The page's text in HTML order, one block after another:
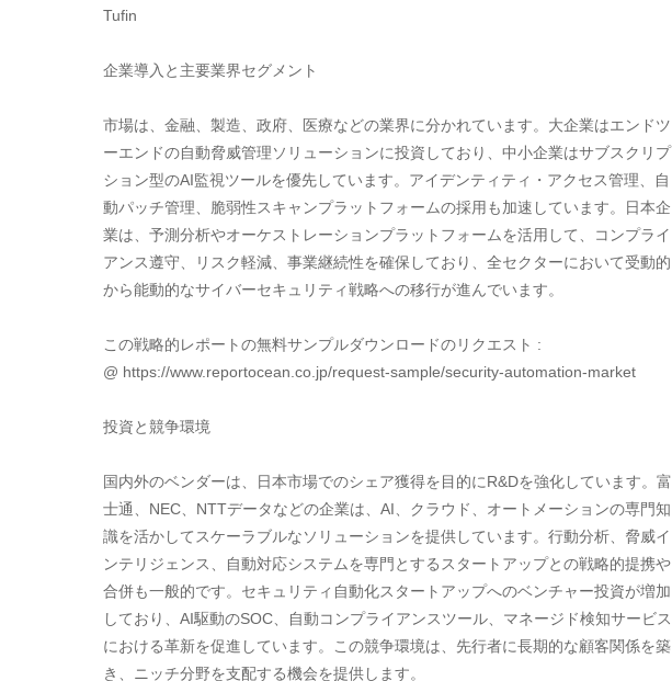
Tufin
企業導入と主要業界セグメント
市場は、金融、製造、政府、医療などの業界に分かれています。大企業はエンドツ
ーエンドの自動脅威管理ソリューションに投資しており、中小企業はサブスクリプ
ション型のAI監視ツールを優先しています。アイデンティティ・アクセス管理、自
動パッチ管理、脆弱性スキャンプラットフォームの採用も加速しています。日本企
業は、予測分析やオーケストレーションプラットフォームを活用して、コンプライ
アンス遵守、リスク軽減、事業継続性を確保しており、全セクターにおいて受動的
から能動的なサイバーセキュリティ戦略への移行が進んでいます。
この戦略的レポートの無料サンプルダウンロードのリクエスト :
@ https://www.reportocean.co.jp/request-sample/security-automation-market
投資と競争環境
国内外のベンダーは、日本市場でのシェア獲得を目的にR&Dを強化しています。富
士通、NEC、NTTデータなどの企業は、AI、クラウド、オートメーションの専門知
識を活かしてスケーラブルなソリューションを提供しています。行動分析、脅威イ
ンテリジェンス、自動対応システムを専門とするスタートアップとの戦略的提携や
合併も一般的です。セキュリティ自動化スタートアップへのベンチャー投資が増加
しており、AI駆動のSOC、自動コンプライアンスツール、マネージド検知サービス
における革新を促進しています。この競争環境は、先行者に長期的な顧客関係を築
き、ニッチ分野を支配する機会を提供します。